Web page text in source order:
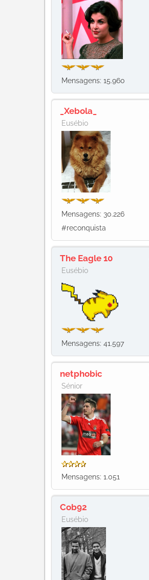
Mensagens: 15.960
_Xebola_
Eusébio
Mensagens: 30.226
#reconquista
The Eagle 10
Eusébio
Mensagens: 41.597
netphobic
Sénior
Mensagens: 1.051
Cob92
Eusébio